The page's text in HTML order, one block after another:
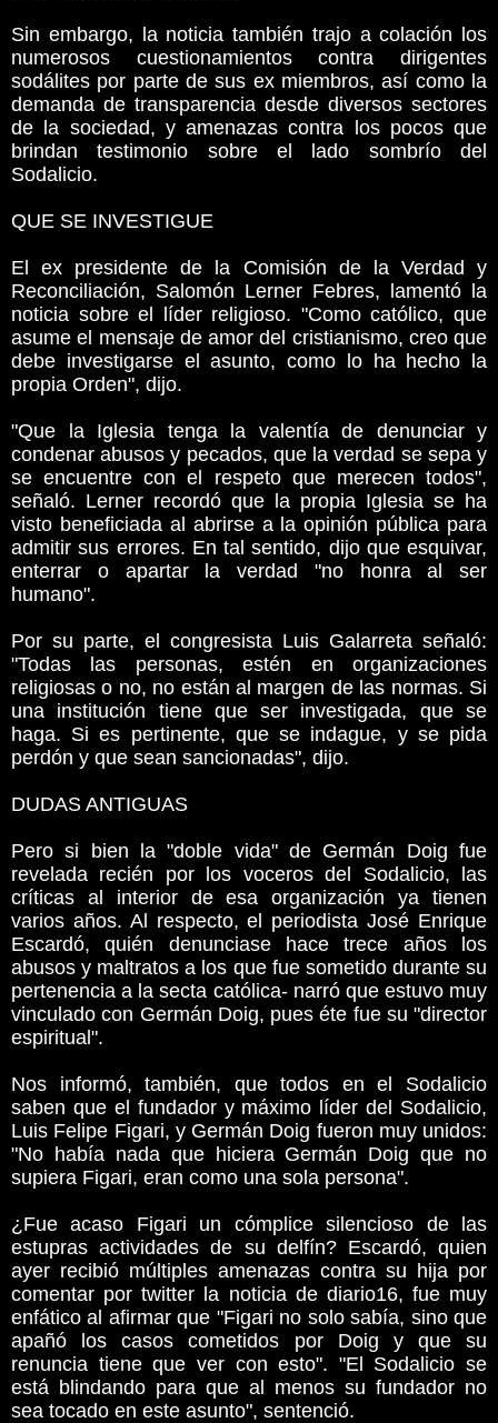
Sin embargo, la noticia también trajo a colación los
numerosos cuestionamientos contra dirigentes
sodálites por parte de sus ex miembros, así como la
demanda de transparencia desde diversos sectores
de la sociedad, y amenazas contra los pocos que
brindan testimonio sobre el lado sombrío del
Sodalicio.
QUE SE INVESTIGUE
El ex presidente de la Comisión de la Verdad y
Reconciliación, Salomón Lerner Febres, lamentó la
noticia sobre el líder religioso. "Como católico, que
asume el mensaje de amor del cristianismo, creo que
debe investigarse el asunto, como lo ha hecho la
propia Orden", dijo.
"Que la Iglesia tenga la valentía de denunciar y
condenar abusos y pecados, que la verdad se sepa y
se encuentre con el respeto que merecen todos",
señaló. Lerner recordó que la propia Iglesia se ha
visto beneficiada al abrirse a la opinión pública para
admitir sus errores. En tal sentido, dijo que esquivar,
enterrar o apartar la verdad "no honra al ser
humano".
Por su parte, el congresista Luis Galarreta señaló:
"Todas las personas, estén en organizaciones
religiosas o no, no están al margen de las normas. Si
una institución tiene que ser investigada, que se
haga. Si es pertinente, que se indague, y se pida
perdón y que sean sancionadas", dijo.
DUDAS ANTIGUAS
Pero si bien la "doble vida" de Germán Doig fue
revelada recién por los voceros del Sodalicio, las
críticas al interior de esa organización ya tienen
varios años. Al respecto, el periodista José Enrique
Escardó, quién denunciase hace trece años los
abusos y maltratos a los que fue sometido durante su
pertenencia a la secta católica- narró que estuvo muy
vinculado con Germán Doig, pues éte fue su "director
espiritual".
Nos informó, también, que todos en el Sodalicio
saben que el fundador y máximo líder del Sodalicio,
Luis Felipe Figari, y Germán Doig fueron muy unidos:
"No había nada que hiciera Germán Doig que no
supiera Figari, eran como una sola persona".
¿Fue acaso Figari un cómplice silencioso de las
estupras actividades de su delfín? Escardó, quien
ayer recibió múltiples amenazas contra su hija por
comentar por twitter la noticia de diario16, fue muy
enfático al afirmar que "Figari no solo sabía, sino que
apañó los casos cometidos por Doig y que su
renuncia tiene que ver con esto". "El Sodalicio se
está blindando para que al menos su fundador no
sea tocado en este asunto", sentenció.